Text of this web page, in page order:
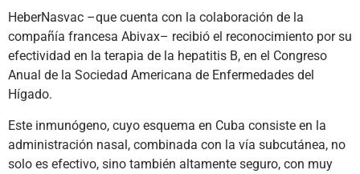
HeberNasvac –que cuenta con la colaboración de la
compañía francesa Abivax– recibió el reconocimiento por su
efectividad en la terapia de la hepatitis B, en el Congreso
Anual de la Sociedad Americana de Enfermedades del
Hígado.
Este inmunógeno, cuyo esquema en Cuba consiste en la
administración nasal, combinada con la vía subcutánea, no
solo es efectivo, sino también altamente seguro, con muy